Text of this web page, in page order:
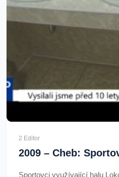
2 Editor
Sportovci využívající halu